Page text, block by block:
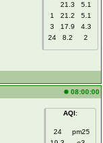
21.3
5.1
1
21.2
5.1
3
17.9
4.3
24
8.2 2
08:00:00
AQI:
24
pm25